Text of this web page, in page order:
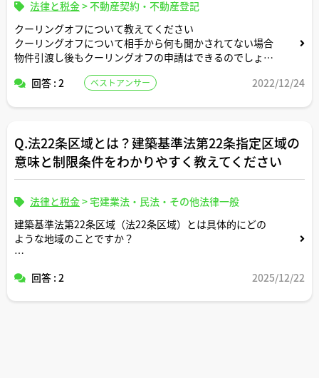
法律と税金>不動産契約・不動産登記
クーリングオフについて教えてください
クーリングオフについて相手から何も聞かされてない場合
物件引渡し後もクーリングオフの申請はできるのでしょう
回答 : 2
ベストアンサー 2022/12/24
Q.法22条区域とは？建築基準法第22条指定区域の
意味と制限条件をわかりやすく教えてください
法律と税金>宅建業法・民法・その他法律一般
建築基準法第22条区域（法22条区域）とは具体的にどの
ような地域のことですか？
の実務で気をつけるべきポイントを、宅建士目線で実例を
回答 : 2 2025/12/22